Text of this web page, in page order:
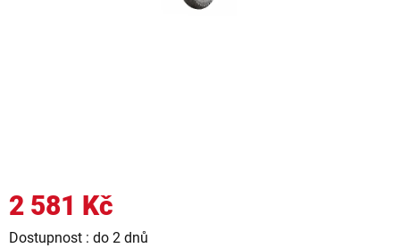
2 581 Kč
Měrná
Dostupnost : do 2 dnů